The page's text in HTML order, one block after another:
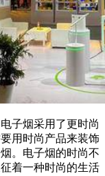
子烟采用了更时尚
用时尚产品来装饰
。电子烟的时尚不
着一种时尚的生活